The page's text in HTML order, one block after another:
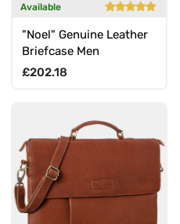
Available
"Noel" Genuine Leather
Briefcase Men
Regular price
£202.18